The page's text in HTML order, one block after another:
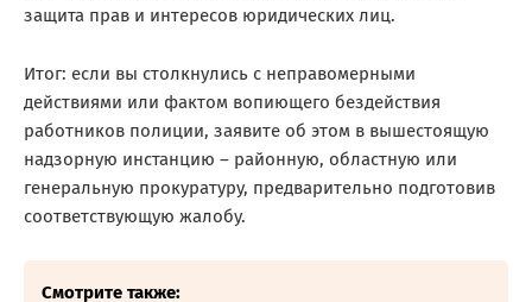
защита прав и интересов юридических лиц.
Итог: если вы столкнулись с неправомерными
действиями или фактом вопиющего бездействия
работников полиции, заявите об этом в вышестоящую
надзорную инстанцию – районную, областную или
генеральную прокуратуру, предварительно подготовив
соответствующую жалобу.
Смотрите также: